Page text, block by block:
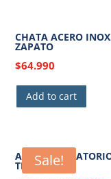
CHATA ACERO
ZAPATO
$64.990
Add to cart
Sale!
ASIENTO
TINA